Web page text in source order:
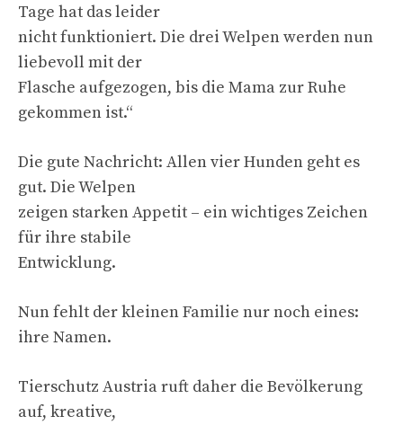
Tage hat das leider
nicht funktioniert. Die drei Welpen werden nun
liebevoll mit der
Flasche aufgezogen, bis die Mama zur Ruhe
gekommen ist.“
Die gute Nachricht: Allen vier Hunden geht es
gut. Die Welpen
zeigen starken Appetit – ein wichtiges Zeichen
für ihre stabile
Entwicklung.
Nun fehlt der kleinen Familie nur noch eines:
ihre Namen.
Tierschutz Austria ruft daher die Bevölkerung
auf, kreative,